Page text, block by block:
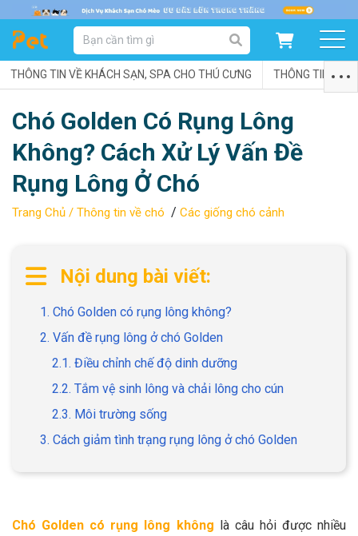
DANH MỤC SẢN PHẨM
SẢN PHẨM DÀNH CHO MÈO SẢN PHẨM DÀNH CHO CHÓ
SẨN PHẨM THEO THƯƠNG HIỆU
GIỚI THIỆU
Khách sạn chó mèo Spa chó mèo
THÔNG TIN VỀ KHÁCH SẠN, SPA CHO THÚ CƯNG THÔNG TIN VỀ
Chó Golden Có Rụng Lông
Không? Cách Xử Lý Vấn Đề
Rụng Lông Ở Chó
Trang Chủ / Thông tin về chó / Các giống chó cảnh
Nội dung bài viết:
1. Chó Golden có rụng lông không?
2. Vấn đề rụng lông ở chó Golden
2.1. Điều chỉnh chế độ dinh dưỡng
2.2. Tắm vệ sinh lông và chải lông cho cún
2.3. Môi trường sống
3. Cách giảm tình trạng rụng lông ở chó Golden
Chó Golden có rụng lông không là câu hỏi được nhiều